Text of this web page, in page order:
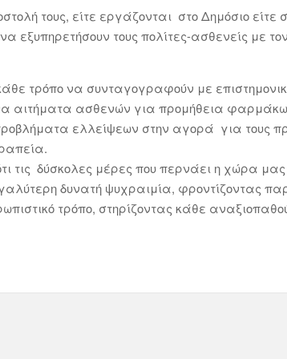
τους, είτε εργάζονται στο Δημόσιο είτε
εξυπηρετήσουν τους πολίτες-ασθενείς με
τρόπο να συνταγογραφούν με
αιτήματα ασθενών για προμήθεια
ελλείψεων στην αγορά για τους
δύσκολες μέρες που περνάει η χώρα μας
δυνατή ψυχραιμία, φροντίζοντας
τρόπο, στηρίζοντας κάθε